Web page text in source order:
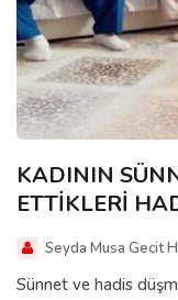
KADININ
ETTİKLERİ
Seyda Musa Gecit
Sünnet ve hadis